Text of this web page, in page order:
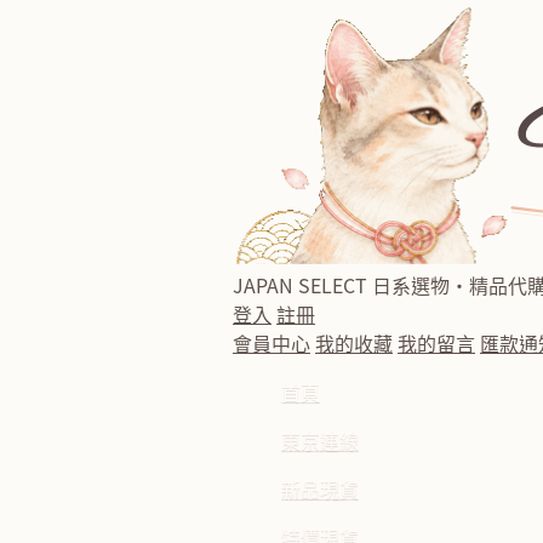
JAPAN SELECT 日系選物・精品代
登入 註冊
會員中心我的收藏我的留言 匯款
首頁
東京連線
新品現貨
特價現貨